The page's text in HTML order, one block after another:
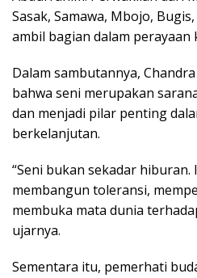
Sasak, Samawa, Mbojo,
ambil bagian dalam perayaan
Dalam sambutannya,
bahwa seni merupakan
dan menjadi pilar penting
berkelanjutan.
“Seni bukan sekadar hiburan.
membangun toleransi,
membuka mata dunia
ujarnya.
Sementara itu, pemerhati